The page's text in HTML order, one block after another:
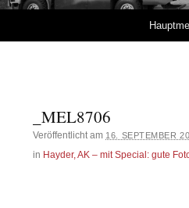
_MEL8706
Veröffentlicht am 16. SEPTEMBER
in Hayder, AK – mit Special: gute